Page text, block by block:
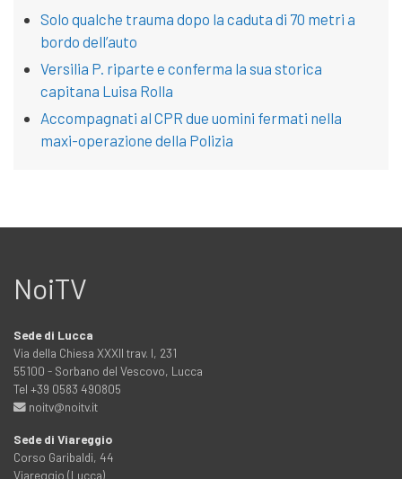
Solo qualche trauma dopo la caduta di 70 metri a
bordo dell’auto
Versilia P. riparte e conferma la sua storica
capitana Luisa Rolla
Accompagnati al CPR due uomini fermati nella
maxi-operazione della Polizia
NoiTV
Sede di Lucca
Via della Chiesa XXXII trav. I, 231
55100 - Sorbano del Vescovo, Lucca
Tel +39 0583 490805
noitv@noitv.it
Sede di Viareggio
Corso Garibaldi, 44
Viareggio (Lucca)